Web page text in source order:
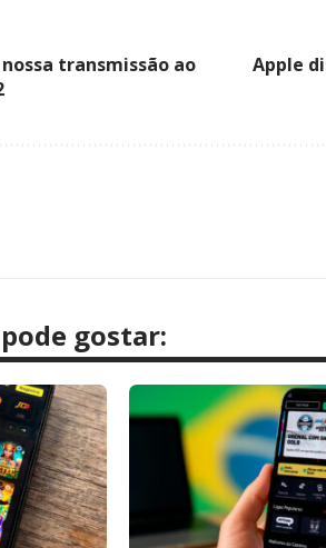
transmissão ao
Apple
gostar: